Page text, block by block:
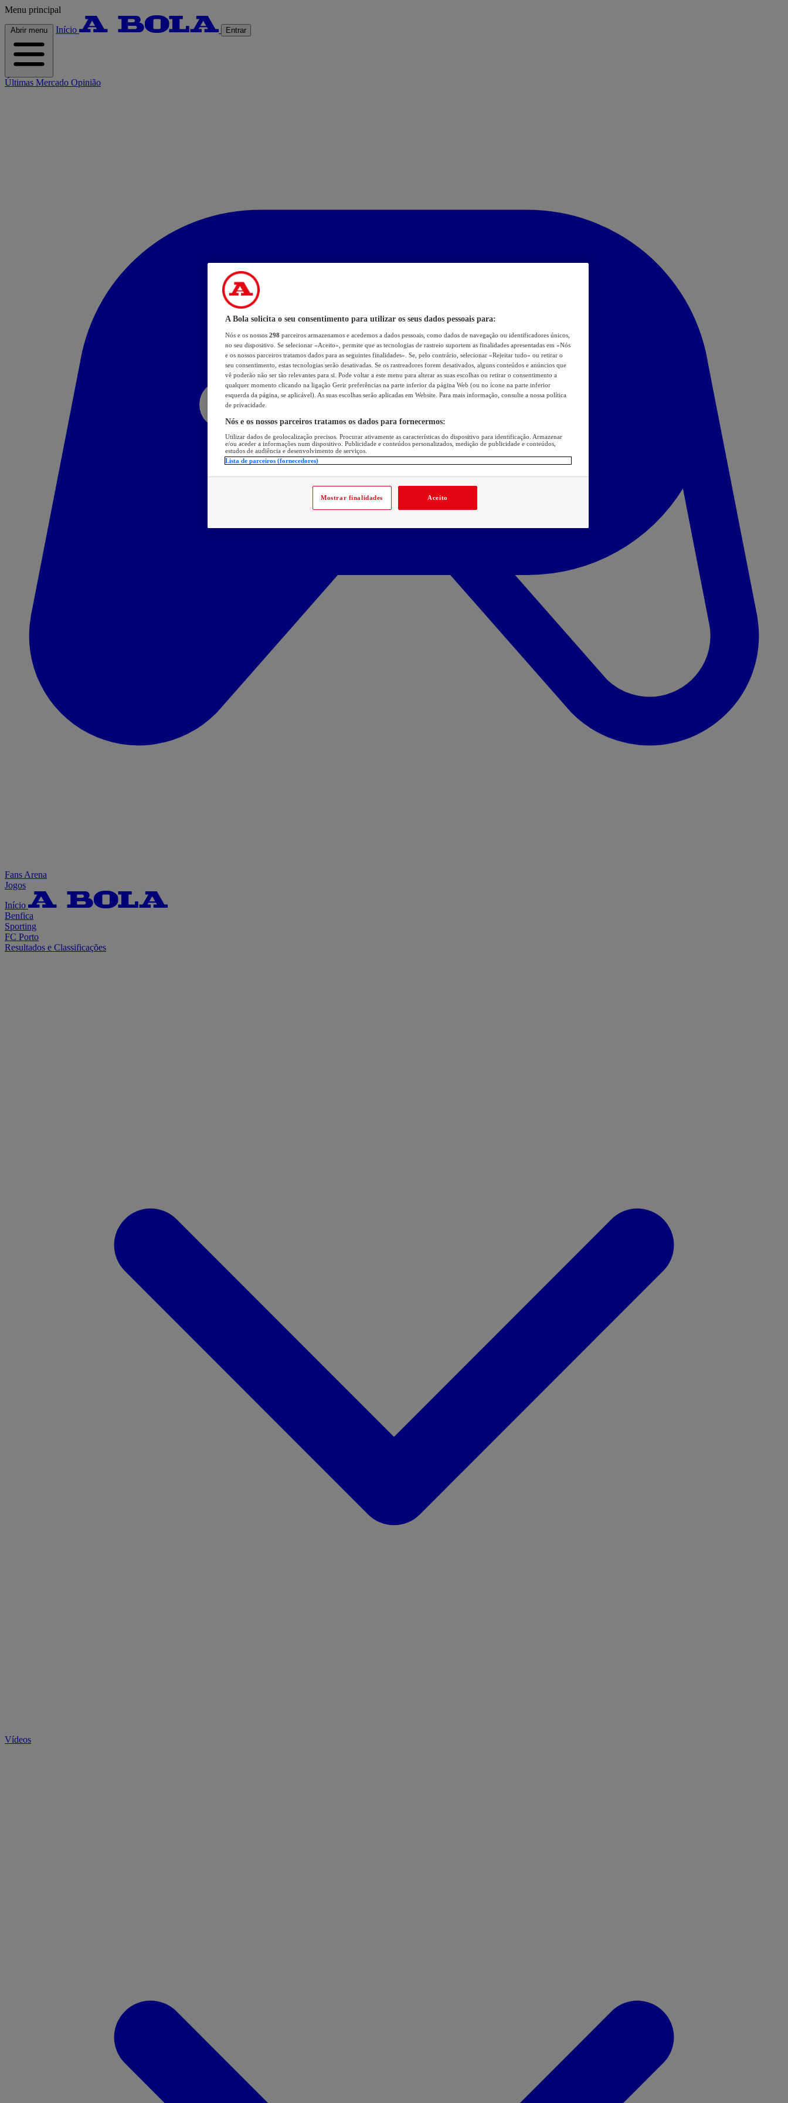
Menu principal
Abrir menu Início Entrar
Últimas Mercado Opinião
Fans Arena
Jogos
Início
Benfica
Sporting
FC Porto
Resultados e Classificações
Vídeos
A Bola solicita o seu consentimento para utilizar os seus dados pessoais para:
Nós e os nossos 298 parceiros armazenamos e acedemos a dados pessoais, como dados de navegação ou identificadores únicos,
no seu dispositivo. Se selecionar «Aceito», permite que as tecnologias de rastreio suportem as finalidades apresentadas em «Nós
e os nossos parceiros tratamos dados para as seguintes finalidades». Se, pelo contrário, selecionar «Rejeitar tudo» ou retirar o
seu consentimento, estas tecnologias serão desativadas. Se os rastreadores forem desativados, alguns conteúdos e anúncios que
vê poderão não ser tão relevantes para si. Pode voltar a este menu para alterar as suas escolhas ou retirar o consentimento a
qualquer momento clicando na ligação Gerir preferências na parte inferior da página Web (ou no ícone na parte inferior
esquerda da página, se aplicável). As suas escolhas serão aplicadas em Website. Para mais informação, consulte a nossa política
de privacidade.
Nós e os nossos parceiros tratamos os dados para fornecermos:
Utilizar dados de geolocalização precisos. Procurar ativamente as características do dispositivo para identificação. Armazenar
e/ou aceder a informações num dispositivo. Publicidade e conteúdos personalizados, medição de publicidade e conteúdos,
estudos de audiência e desenvolvimento de serviços.
Lista de parceiros (fornecedores)
Mostrar finalidades Aceito